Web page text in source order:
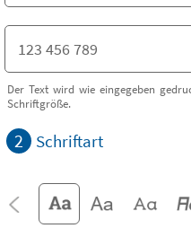
Der Text wird wie eingegeben
Schriftgröße.
2 Schriftart